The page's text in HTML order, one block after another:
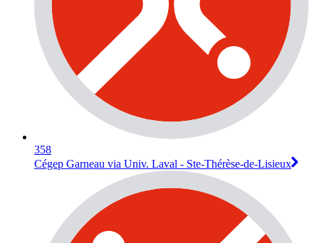
358
Cégep Garneau via Univ. Laval - Ste-Thérèse-de-Lisieux